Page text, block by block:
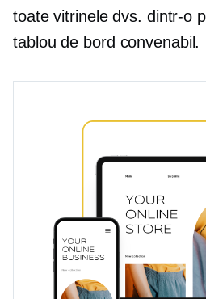
toate vitrinele dvs. dintr-o
tablou de bord convenabil.